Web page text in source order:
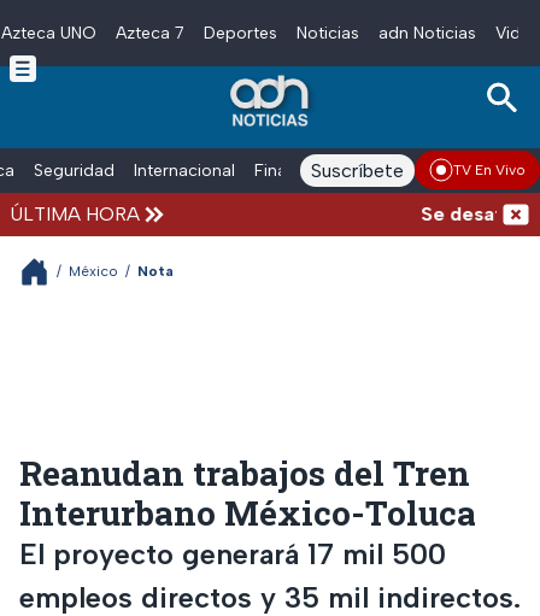
Skip to main content
Azteca UNO Azteca 7 Deportes Noticias adn Noticias
Seguridad Internacional Finanzas adn Noticias Radio
Suscríbete TV En Vivo
ÚLTIMA HORA Se desata
/ México / Nota
Reanudan trabajos del Tren
Interurbano México-Toluca
El proyecto generará 17 mil 500
empleos directos y 35 mil indirectos.